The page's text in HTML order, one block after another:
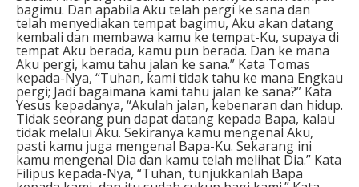
bagimu. Dan apabila Aku telah pergi ke sana dan
telah menyediakan tempat bagimu, Aku akan datang
kembali dan membawa kamu ke tempat-Ku, supaya di
tempat Aku berada, kamu pun berada. Dan ke mana
Aku pergi, kamu tahu jalan ke sana.” Kata Tomas
kepada-Nya, “Tuhan, kami tidak tahu ke mana Engkau
pergi; Jadi bagaimana kami tahu jalan ke sana?” Kata
Yesus kepadanya, “Akulah jalan, kebenaran dan hidup.
Tidak seorang pun dapat datang kepada Bapa, kalau
tidak melalui Aku. Sekiranya kamu mengenal Aku,
pasti kamu juga mengenal Bapa-Ku. Sekarang ini
kamu mengenal Dia dan kamu telah melihat Dia.” Kata
Filipus kepada-Nya, “Tuhan, tunjukkanlah Bapa